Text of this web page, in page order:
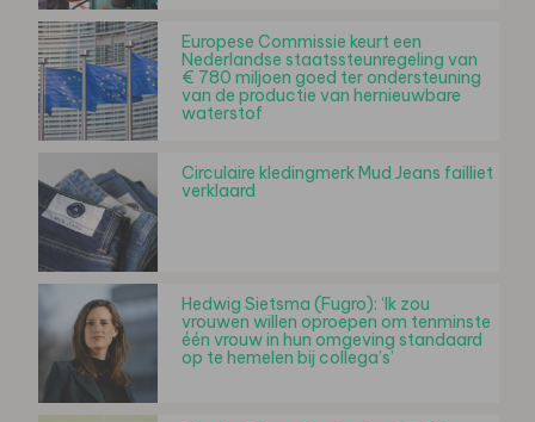
Europese Commissie keurt een
Nederlandse staatssteunregeling van
€ 780 miljoen goed ter ondersteuning
van de productie van hernieuwbare
waterstof
Circulaire kledingmerk Mud Jeans failliet
verklaard
Hedwig Sietsma (Fugro): ‘Ik zou
vrouwen willen oproepen om tenminste
één vrouw in hun omgeving standaard
op te hemelen bij collega’s’